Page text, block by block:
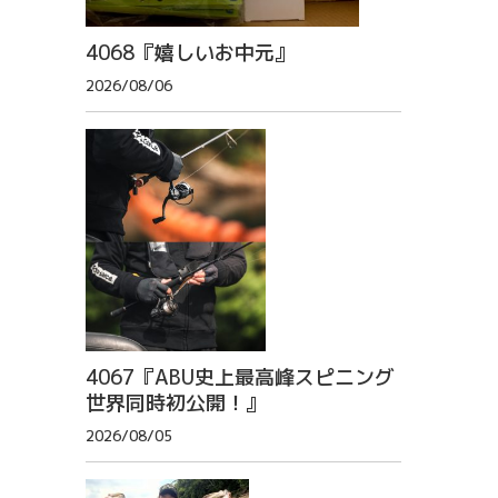
4068『嬉しいお中元』
2026/08/06
4067『ABU史上最高峰スピニング
世界同時初公開！』
2026/08/05